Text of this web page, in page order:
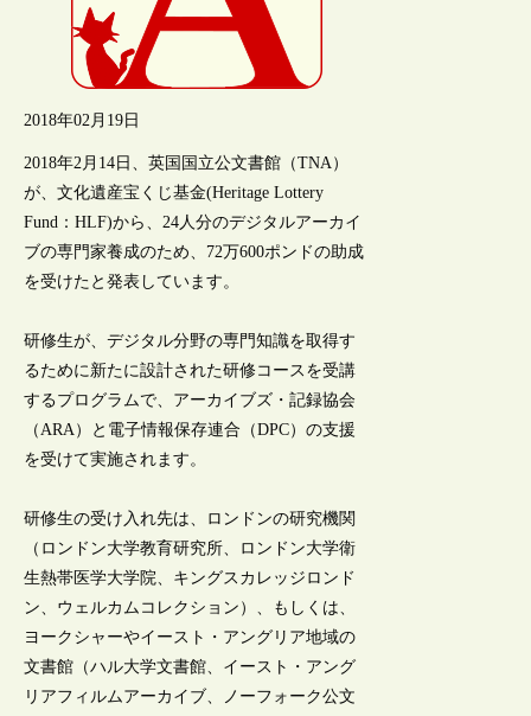
2018年02月19日
2018年2月14日、英国国立公文書館（TNA）
が、文化遺産宝くじ基金(Heritage Lottery
Fund：HLF)から、24人分のデジタルアーカイ
ブの専門家養成のため、72万600ポンドの助成
を受けたと発表しています。
研修生が、デジタル分野の専門知識を取得す
るために新たに設計された研修コースを受講
するプログラムで、アーカイブズ・記録協会
（ARA）と電子情報保存連合（DPC）の支援
を受けて実施されます。
研修生の受け入れ先は、ロンドンの研究機関
（ロンドン大学教育研究所、ロンドン大学衛
生熱帯医学大学院、キングスカレッジロンド
ン、ウェルカムコレクション）、もしくは、
ヨークシャーやイースト・アングリア地域の
文書館（ハル大学文書館、イースト・アング
リアフィルムアーカイブ、ノーフォーク公文